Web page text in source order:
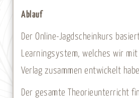
Ablauf
Der Online-Jagdscheinkurs
Learningsystem, welches wir mit
Verlag zusammen entwickelt
Der gesamte Theorieunterricht